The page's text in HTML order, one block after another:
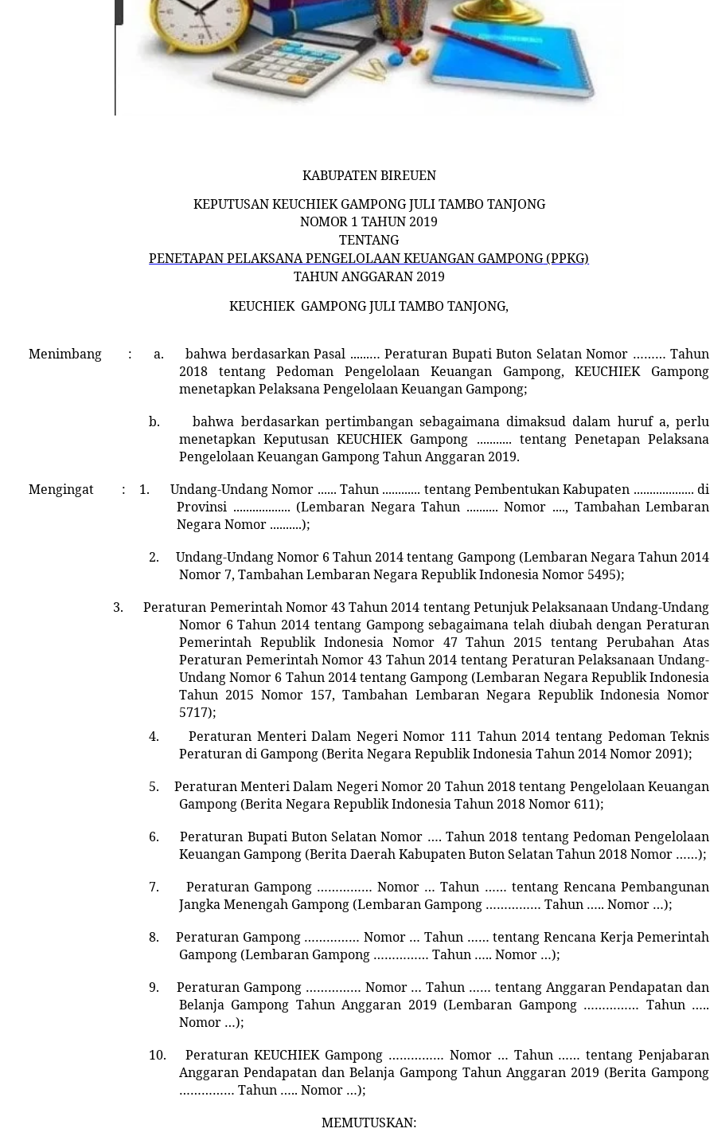
KABUPATENBIREUEN
KEPUTUSANKEUCHIEK GAMPONG JULI TAMBO TANJONG
NOMOR 1 TAHUN 2019
TENTANG
PENETAPAN PELAKSANA PENGELOLAAN KEUANGAN GAMPONG(PPKG)
TAHUN ANGGARAN 2019
KEUCHIEK GAMPONG JULI TAMBO TANJONG,
Menimbang : a.
bahwa berdasarkan Pasal ......… Peraturan Bupati Buton Selatan Nomor ……… Tahun
2018 tentang Pedoman Pengelolaan Keuangan Gampong, KEUCHIEK Gampong
menetapkan Pelaksana Pengelolaan Keuangan Gampong;
b.
bahwa berdasarkan pertimbangan sebagaimana dimaksud dalam huruf a, perlu
menetapkan Keputusan KEUCHIEK Gampong ........... tentang Penetapan Pelaksana
Pengelolaan Keuangan GampongTahun Anggaran 2019.
Mengingat
: 1.
Undang-Undang Nomor ...... Tahun ............ tentang Pembentukan Kabupaten ................... di
Provinsi .................. (Lembaran Negara Tahun .......... Nomor ...., Tambahan Lembaran
Negara Nomor ..........);
2.
Undang-Undang Nomor 6 Tahun 2014 tentang Gampong (Lembaran Negara Tahun 2014
Nomor 7, Tambahan Lembaran Negara Republik Indonesia Nomor 5495);
3.
Peraturan Pemerintah Nomor 43 Tahun 2014 tentang Petunjuk Pelaksanaan Undang-Undang
Nomor 6 Tahun 2014 tentang Gampong sebagaimana telah diubah denganPeraturan
Pemerintah Republik Indonesia Nomor 47 Tahun 2015 tentang Perubahan Atas
Peraturan Pemerintah Nomor 43 Tahun 2014 tentang Peraturan Pelaksanaan Undang-
Undang Nomor 6 Tahun 2014 tentang Gampong (Lembaran Negara Republik Indonesia
Tahun 2015 Nomor 157, Tambahan Lembaran Negara Republik Indonesia Nomor
5717);
4.
Peraturan Menteri Dalam Negeri Nomor 111 Tahun 2014 tentang Pedoman Teknis
Peraturan di Gampong (Berita Negara Republik Indonesia Tahun 2014 Nomor 2091);
5.
PeraturanMenteri Dalam Negeri Nomor 20 Tahun 2018 tentang Pengelolaan Keuangan
Gampong (Berita Negara Republik Indonesia Tahun 2018 Nomor 611);
6.
Peraturan Bupati Buton Selatan Nomor …. Tahun 2018 tentang Pedoman Pengelolaan
Keuangan Gampong (Berita Daerah Kabupaten Buton Selatan Tahun 2018Nomor ……);
7.
Peraturan Gampong …………… Nomor … Tahun …… tentang Rencana Pembangunan
Jangka Menengah Gampong(Lembaran Gampong …………… Tahun ….. Nomor …);
8.
Peraturan Gampong …………… Nomor … Tahun …… tentang Rencana Kerja Pemerintah
Gampong(Lembaran Gampong …………… Tahun ….. Nomor …);
9.
Peraturan Gampong …………… Nomor … Tahun …… tentang Anggaran Pendapatan dan
Belanja Gampong Tahun Anggaran 2019 (Lembaran Gampong …………… Tahun …..
Nomor …);
10.
Peraturan KEUCHIEK Gampong …………… Nomor … Tahun …… tentang Penjabaran
Anggaran Pendapatan dan Belanja Gampong Tahun Anggaran 2019 (Berita Gampong
…………… Tahun ….. Nomor …);
MEMUTUSKAN: